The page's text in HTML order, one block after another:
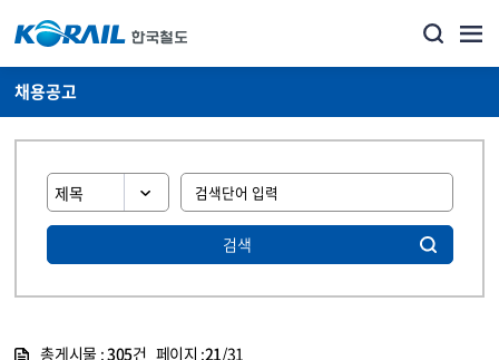
채용공고
검색
총게시물 :305건 페이지 :21/31